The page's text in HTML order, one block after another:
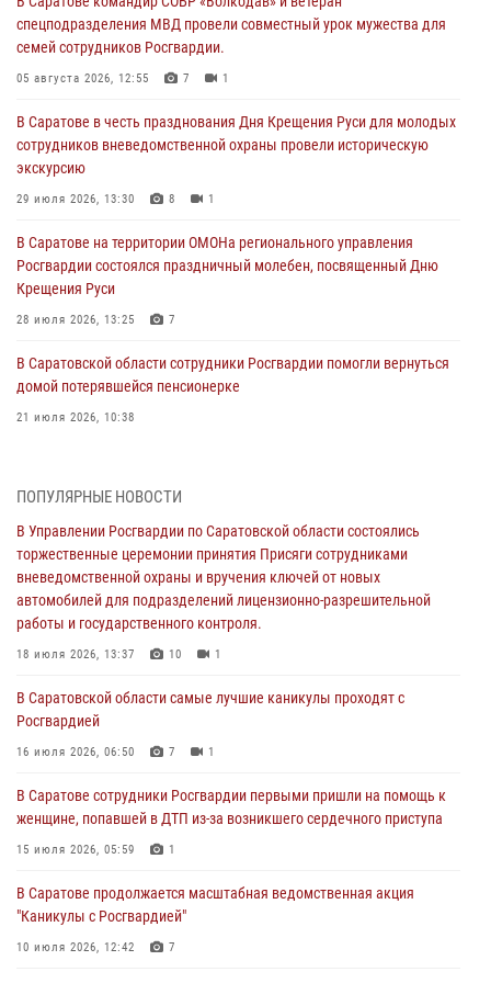
спецподразделения МВД провели совместный урок мужества для
семей сотрудников Росгвардии.
05 августа 2026, 12:55 7 1
В Саратове в честь празднования Дня Крещения Руси для молодых
сотрудников вневедомственной охраны провели историческую
экскурсию
29 июля 2026, 13:30 8 1
В Саратове на территории ОМОНа регионального управления
Росгвардии состоялся праздничный молебен, посвященный Дню
Крещения Руси
28 июля 2026, 13:25 7
В Саратовской области сотрудники Росгвардии помогли вернуться
домой потерявшейся пенсионерке
21 июля 2026, 10:38
вневедомственной охраны и вручения ключей от новых
автомобилей для подразделений лицензионно-разрешительной
работы и государственного контроля.
18 июля 2026, 13:37 10 1
В Саратовской области самые лучшие каникулы проходят с
Росгвардией
В Саратове сотрудники Росгвардии первыми пришли на помощь к
женщине, попавшей в ДТП из-за возникшего сердечного приступа
В Саратове продолжается масштабная ведомственная акция
"Каникулы с Росгвардией"
В Саратовской области при содействии спецназа Росгвардии
задержан подозреваемый в незаконном обороте наркотиков
ПОПУЛЯРНЫЕ НОВОСТИ
В Управлении Росгвардии по Саратовской области состоялись
торжественные церемонии принятия Присяги сотрудниками
вневедомственной охраны и вручения ключей от новых
автомобилей для подразделений лицензионно-разрешительной
работы и государственного контроля.
18 июля 2026, 13:37 10 1
В Саратовской области самые лучшие каникулы проходят с
Росгвардией
16 июля 2026, 06:50 7 1
В Саратове сотрудники Росгвардии первыми пришли на помощь к
женщине, попавшей в ДТП из-за возникшего сердечного приступа
15 июля 2026, 05:59 1
В Саратове продолжается масштабная ведомственная акция
"Каникулы с Росгвардией"
10 июля 2026, 12:42 7